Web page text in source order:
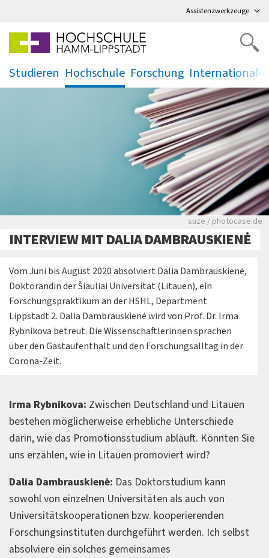
Assistenzwerkzeuge
Studieren
.
Hochschule
.
Forschung
. .
Viele Zeitungen.
suze / photocase.de
INTERVIEW MIT DALIA DAMBRAUSKIENĖ
Vom Juni bis August 2020 absolviert Dalia Dambrauskienė,
Doktorandin der Šiauliai Universität (Litauen), ein
Forschungspraktikum an der HSHL, Department
Lippstadt 2. Dalia Dambrauskienė wird von Prof. Dr. Irma
Rybnikova betreut. Die Wissenschaftlerinnen sprachen
über den Gastaufenthalt und den Forschungsalltag in der
Corona-Zeit.
Irma Rybnikova: Zwischen Deutschland und Litauen
bestehen möglicherweise erhebliche Unterschiede
darin, wie das Promotionsstudium abläuft. Könnten Sie
uns erzählen, wie in Litauen promoviert wird?
Dalia Dambrauskienė: Das Doktorstudium kann
sowohl von einzelnen Universitäten als auch von
Universitätskooperationen bzw. kooperierenden
Forschungsinstituten durchgeführt werden. Ich selbst
absolviere ein solches gemeinsames